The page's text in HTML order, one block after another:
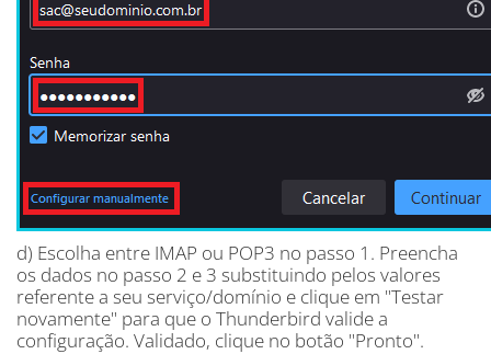
d) Escolha entre IMAP ou POP3 no passo 1. Preencha
os dados no passo 2 e 3 substituindo pelos valores
referente a seu serviço/domínio e clique em "Testar
novamente" para que o Thunderbird valide a
configuração. Validado, clique no botão "Pronto".